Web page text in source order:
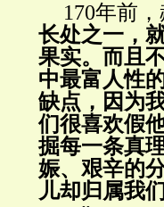
170年前
长处之一，
果实。而且
中最富人性
缺点，因为
们很喜欢假
掘每一条真
娠、艰辛的
儿却归属我